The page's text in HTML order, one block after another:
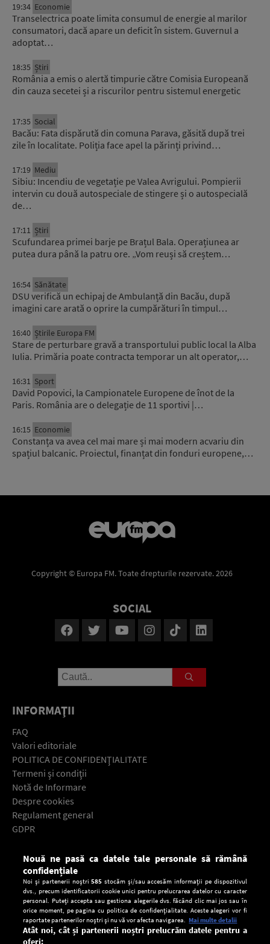
19:34 Economie
Transelectrica poate limita consumul de energie al marilor
consumatori, dacă apare un deficit în sistem. Guvernul a
adoptat…
18:35 Știri
România a emis o alertă timpurie către Comisia Europeană
din cauza secetei și a riscurilor pentru sistemul energetic
17:35 Social
Bacău: Fata dispărută din comuna Parava, găsită după trei
zile în localitate. Poliția face apel la părinți privind…
17:19 Mediu
Sibiu: Incendiu de vegetație pe Valea Avrigului. Pompierii
intervin cu două autospeciale de stingere și o autospecială
de…
17:11 Știri
Scufundarea primei barje pe Brațul Bala. Operațiunea ar
putea dura până la patru ore. „Vom reuși să creștem…
16:54 Sănătate
DSU verifică un echipaj de Ambulanță din Bacău, după
imagini care arată o oprire la cumpărături în timpul…
16:40 Știrile Europa FM
Stare de perturbare gravă a transportului public local la Alba
Iulia. Primăria poate contracta temporar un alt operator,…
16:31 Sport
David Popovici, la Campionatele Europene de înot de la
Paris. România are o delegație de 11 sportivi |…
16:15 Economie
Constanța va avea cel mai mare și mai modern acvariu din
spațiul balcanic. Proiectul, finanțat din fonduri europene,…
Copyright © Europa FM. Toate drepturile rezervate. 2026
SOCIAL
INFORMAŢII
FAQ
Valori editoriale
POLITICA DE CONFIDENŢIALITATE
Termeni şi condiţii
Notă de Informare
Despre cookies
Regulament general
GDPR
Descarcă gratuit aplicaţia Europa FM pentru smartphone:
Nouă ne pasă ca datele tale personale să rămână
confidențiale
Noi și partenerii noștri585 stocăm și/sau accesăm informații pe dispozitivul
dvs., precum identificatorii cookie unici pentru prelucrarea datelor cu caracter
personal. Puteți accepta sau gestiona alegerile dvs. făcând clic mai jos sau în
orice moment, pe pagina cu politica de confidențialitate. Aceste alegeri vor fi
raportate partenerilor noștri și nu vă vor afecta navigarea. Mai multe detalii
Atât noi, cât și partenerii noștri prelucrăm datele pentru a
oferi: